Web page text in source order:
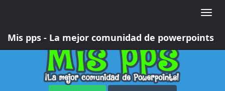
Toggle
Mis pps - La mejor comunidad de powerpoints